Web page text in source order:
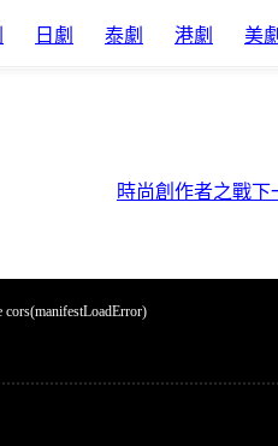
日劇 泰劇 港劇 美劇
時尚創作者之戰下